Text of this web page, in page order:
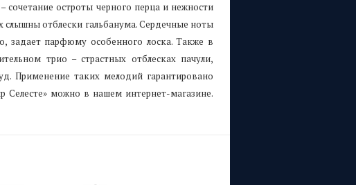
сочетание остроты черного перца и нежности
слышны отблески гальбанума. Сердечные ноты
задает парфюму особенного лоска. Также в
трио – страстных отблесках пачули,
Применение таких мелодий гарантировано
Селесте» можно в нашем интернет-магазине.